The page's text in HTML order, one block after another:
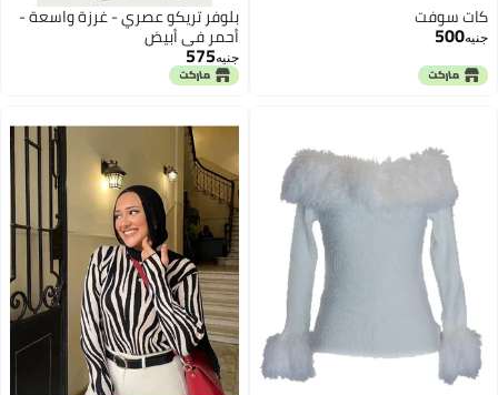
كات سوفت
جنيه500
بلوفر تريكو عصري - غرزة واسعة -
أحمر في أبيض
جنيه575